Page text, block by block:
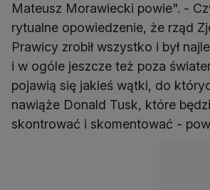
Mateusz Morawiecki powie". -
rytualne opowiedzenie, że rząd
Prawicy zrobił wszystko i był
i w ogóle jeszcze też poza
pojawią się jakieś wątki, do
nawiąże Donald Tusk, które
skontrować i skomentować -